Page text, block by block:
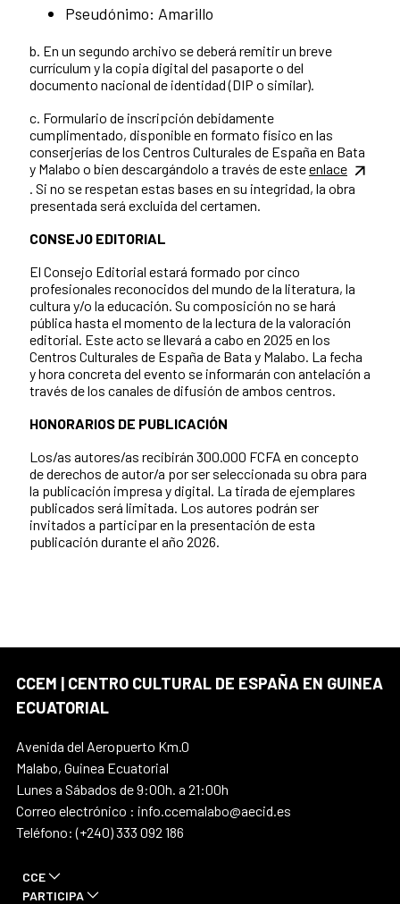
Pseudónimo: Amarillo
b. En un segundo archivo se deberá remitir un breve
currículum y la copia digital del pasaporte o del
documento nacional de identidad (DIP o similar).
c. Formulario de inscripción debidamente
cumplimentado, disponible en formato físico en las
conserjerías de los Centros Culturales de España en Bata
y Malabo o bien descargándolo a través de esteenlace
. Si no se respetan estas bases en su integridad, la obra
presentada será excluida del certamen.
CONSEJO EDITORIAL
El Consejo Editorial estará formado por cinco
profesionales reconocidos del mundo de la literatura, la
cultura y/o la educación. Su composición no se hará
pública hasta el momento de la lectura de la valoración
editorial. Este acto se llevará a cabo en 2025 en los
Centros Culturales de España de Bata y Malabo. La fecha
y hora concreta del evento se informarán con antelación a
través de los canales de difusión de ambos centros.
HONORARIOS DE PUBLICACIÓN
Los/as autores/as recibirán 300.000 FCFA en concepto
de derechos de autor/a por ser seleccionada su obra para
la publicación impresa y digital. La tirada de ejemplares
publicados será limitada. Los autores podrán ser
invitados a participar en la presentación de esta
publicación durante el año 2026.
CCEM | CENTRO CULTURAL DE ESPAÑA EN GUINEA
ECUATORIAL
Avenida del Aeropuerto Km.0
Malabo, Guinea Ecuatorial
Lunes a Sábados de 9:00h. a 21:00h
Correo electrónico : info.ccemalabo@aecid.es
Teléfono: (+240) 333 092 186
CCE
PARTICIPA